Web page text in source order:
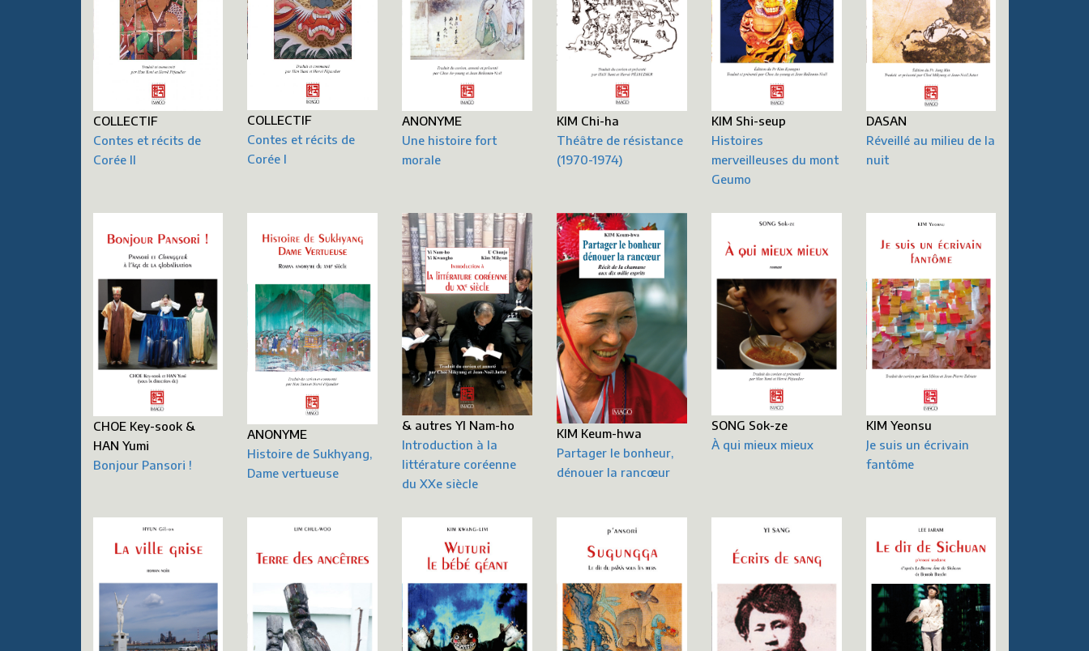
COLLECTIF
Contes et récits de
Corée II
COLLECTIF
Contes et récits de
Corée I
ANONYME
Une histoire fort
morale
KIM Chi-ha
Théâtre de résistance
(1970-1974)
KIM Shi-seup
Histoires
merveilleuses du mont
Geumo
DASAN
Réveillé au milieu de la
nuit
CHOE Key-sook &
HAN Yumi
Bonjour Pansori !
ANONYME
Histoire de Sukhyang,
Dame vertueuse
& autres YI Nam-ho
Introduction à la
littérature coréenne
du XXe siècle
KIM Keum-hwa
Partager le bonheur,
dénouer la rancœur
SONG Sok-ze
À qui mieux mieux
KIM Yeonsu
Je suis un écrivain
fantôme